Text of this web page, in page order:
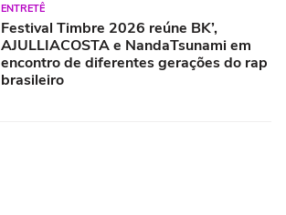
ENTRETÊ
Festival Timbre 2026 reúne BK’,
AJULLIACOSTA e NandaTsunami em
encontro de diferentes gerações do rap
brasileiro